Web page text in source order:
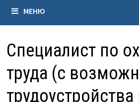
МЕНЮ
Специалист по
труда (с